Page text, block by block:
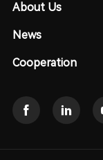
About Us
News
Cooperation